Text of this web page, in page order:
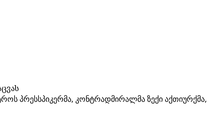
პრესსპიკერმა, კონტრადმირალმა ზექი აქთიურქმა,